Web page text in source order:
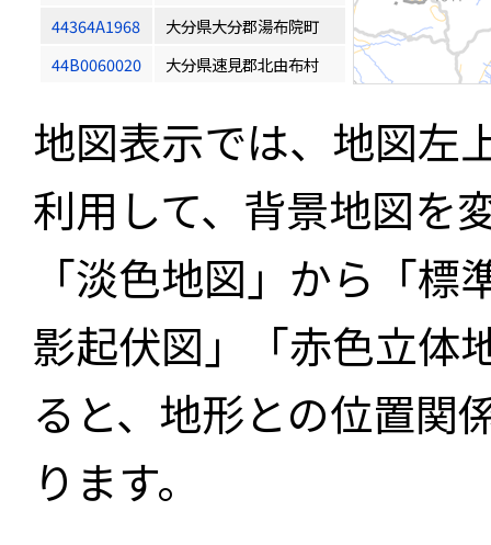
44364A1968
大分県大分郡湯布院町
44B0060020
大分県速見郡北由布村
地図表示では、地図左
利用して、背景地図を
「淡色地図」から「
影起伏図」「赤色立体
ると、地形との位置関
ります。